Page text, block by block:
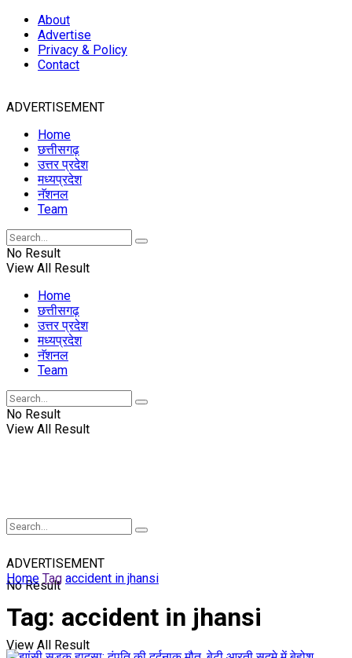
About
Advertise
Privacy & Policy
Contact
ADVERTISEMENT
Home
छत्तीसगढ़
उत्तर प्रदेश
मध्यप्रदेश
नॅशनल
Team
No Result
View All Result
Home
छत्तीसगढ़
उत्तर प्रदेश
मध्यप्रदेश
नॅशनल
Team
No Result
View All Result
No Result
View All Result
ADVERTISEMENT
Home Tag accident in jhansi
Tag: accident in jhansi